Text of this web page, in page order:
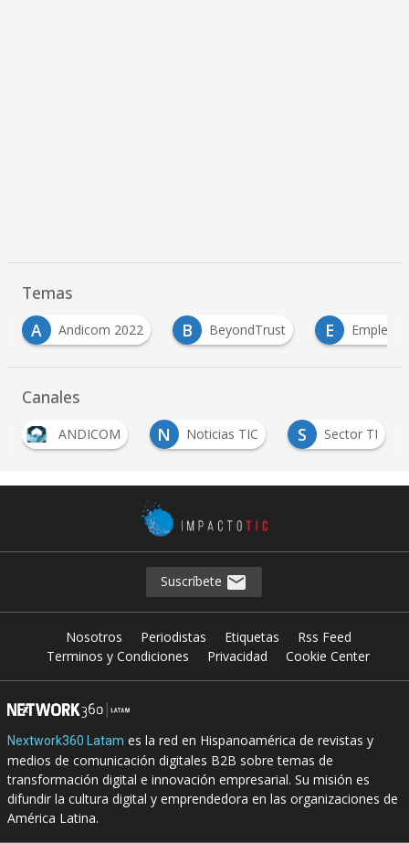
Temas
B
BeyondTrust E Empleos TI G Gustavo
Canales
N
Noticias TIC S Sector TI Tecnología
Suscríbete
Nosotros Periodistas Etiquetas
Rss Feed
Terminos y Condiciones
Privacidad Cookie Center
Nextwork360 Latam es la red en Hispanoamérica de revistas y
medios de comunicación digitales B2B sobre temas de
transformación digital e innovación empresarial. Su misión es
difundir la cultura digital y emprendedora en las organizaciones de
América Latina.